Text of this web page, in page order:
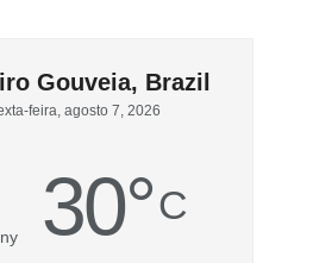
Gouveia, Brazil
feira, agosto 7, 2026
30°C